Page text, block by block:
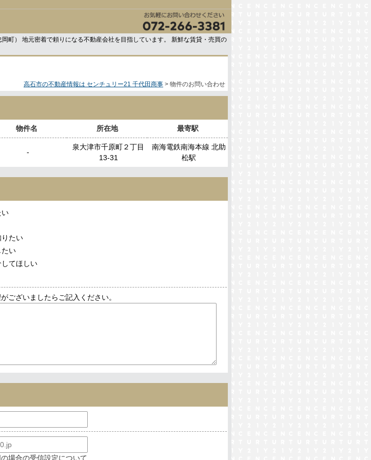
町） 地元密着で頼りになる不動産会社を目指しています。 新鮮な賃貸・売買の
高石市の不動産情報は センチュリー21 千代田商事 物件のお問い合わせ
物件名 所在地 最寄駅
-
泉大津市千原町２丁目
13-31
南海電鉄南海本線 北助
松駅
い
たい
たい
てほしい
ございましたらご記入ください。
場合の受信設定について